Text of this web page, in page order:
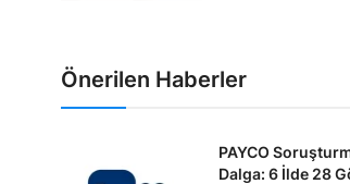
Önerilen Haberler
PAYCO
Dalga: 6 İlde 28